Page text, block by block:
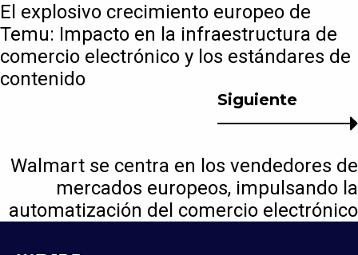
Siguiente
Walmart se centra en los vendedores de
mercados europeos, impulsando la
automatización del comercio electrónico
El explosivo crecimiento europeo de
Temu: Impacto en la infraestructura de
comercio electrónico y los estándares de
contenido